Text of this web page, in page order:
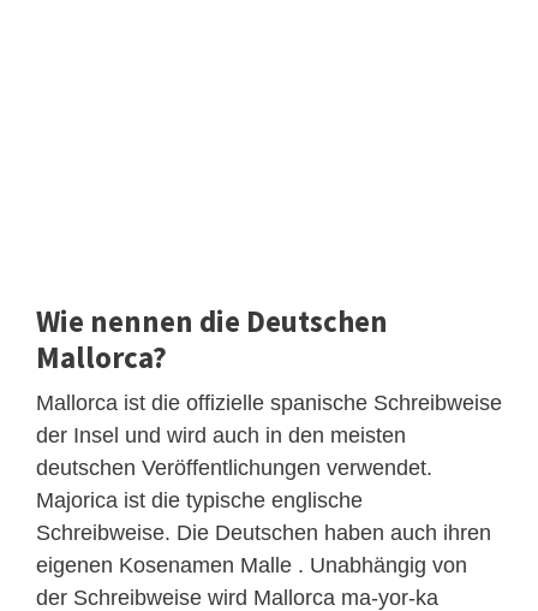
Wie nennen die Deutschen
Mallorca?
Mallorca ist die offizielle spanische Schreibweise
der Insel und wird auch in den meisten
deutschen Veröffentlichungen verwendet.
Majorica ist die typische englische
Schreibweise. Die Deutschen haben auch ihren
eigenen Kosenamen Malle . Unabhängig von
der Schreibweise wird Mallorca ma-yor-ka